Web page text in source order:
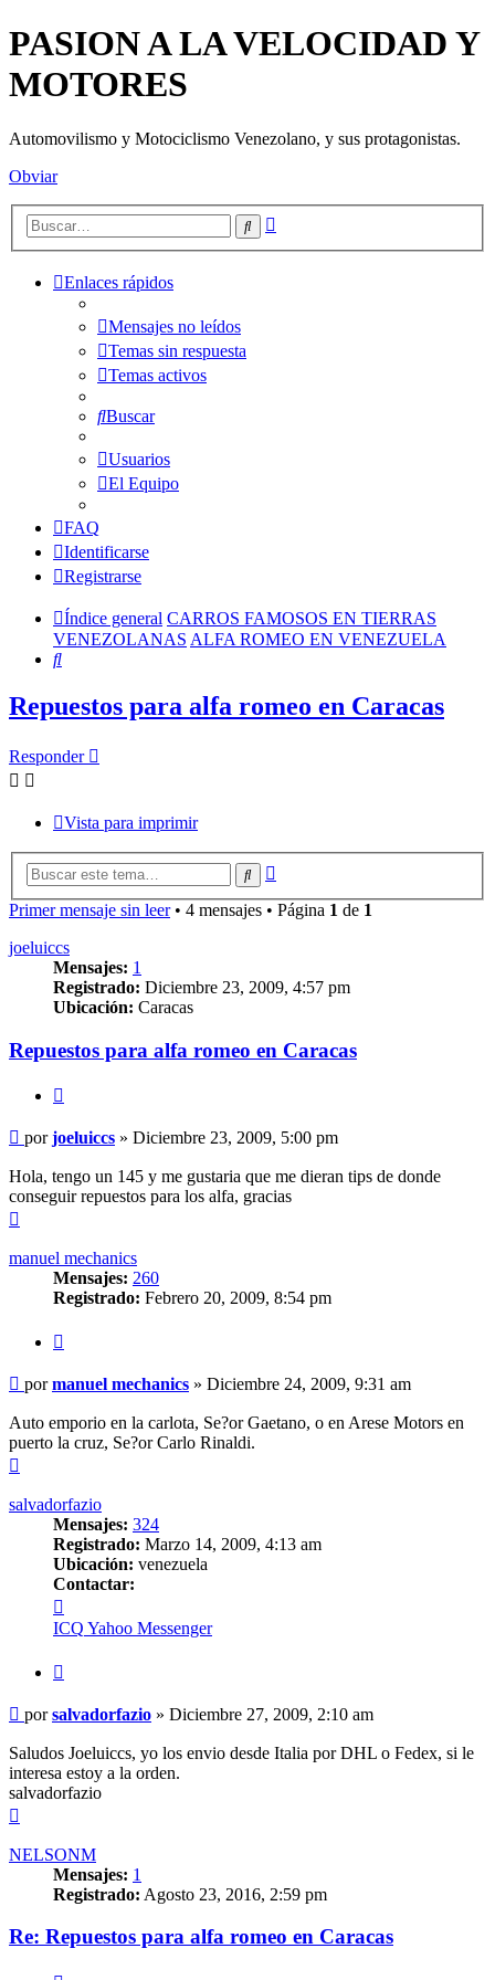
PASION A LA VELOCIDAD Y
MOTORES
Automovilismo y Motociclismo Venezolano, y sus protagonistas.
Obviar
Buscar
Enlaces rápidos
Mensajes no leídos
Temas sin respuesta
Temas activos
Buscar
Usuarios
El Equipo
FAQ
Identificarse
Registrarse
Índice general CARROS FAMOSOS EN TIERRAS
VENEZOLANAS ALFA ROMEO EN VENEZUELA
Buscar
Repuestos para alfa romeo en Caracas
Responder
Vista para imprimir
Buscar
Primer mensaje sin leer• 4 mensajes • Página 1 de 1
joeluiccs
Mensajes: 1
Registrado: Diciembre 23, 2009, 4:57 pm
Ubicación: Caracas
Repuestos para alfa romeo en Caracas
Mensaje
sin
leer
porjoeluiccs » Diciembre 23, 2009, 5:00 pm
Hola, tengo un 145 y me gustaria que me dieran tips de donde
conseguir repuestos para los alfa, gracias
manuel mechanics
Mensajes: 260
Registrado: Febrero 20, 2009, 8:54 pm
Mensaje
sin
leer
pormanuel mechanics » Diciembre 24, 2009, 9:31 am
Auto emporio en la carlota, Se?or Gaetano, o en Arese Motors en
puerto la cruz, Se?or Carlo Rinaldi.
salvadorfazio
Mensajes: 324
Registrado: Marzo 14, 2009, 4:13 am
Ubicación: venezuela
Contactar:
salvadorfazio
ICQ Yahoo Messenger
Mensaje
sin
leer
porsalvadorfazio » Diciembre 27, 2009, 2:10 am
Saludos Joeluiccs, yo los envio desde Italia por DHL o Fedex, si le
interesa estoy a la orden.
salvadorfazio
NELSONM
Mensajes: 1
Registrado: Agosto 23, 2016, 2:59 pm
Re: Repuestos para alfa romeo en Caracas